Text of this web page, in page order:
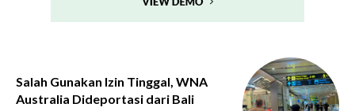
Salah Gunakan Izin Tinggal, WNA
Australia Dideportasi dari Bali